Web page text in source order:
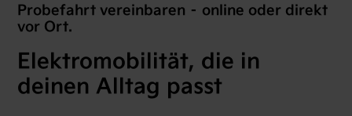
Probefahrt vereinbaren – online oder direkt
vor Ort.
Elektromobilität, die in
deinen Alltag passt